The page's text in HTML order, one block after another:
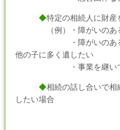
◆特定の相続人に財産
（例）・障がいのある
・障がいのある子を
他の子に多く遺したい
・事業を継いでく
◆相続の話し合いで相
したい場合